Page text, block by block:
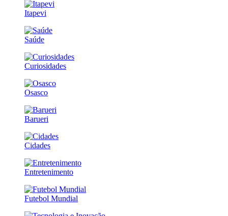
Itapevi
Saúde
Curiosidades
Osasco
Barueri
Cidades
Entretenimento
Futebol Mundial